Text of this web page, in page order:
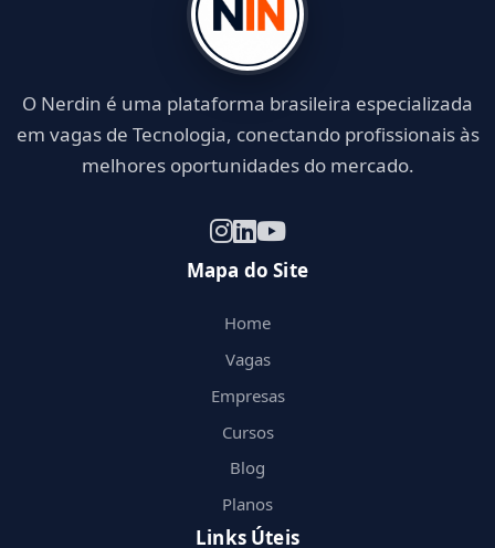
O Nerdin é uma plataforma brasileira especializada
em vagas de Tecnologia, conectando profissionais às
melhores oportunidades do mercado.
Mapa do Site
Home
Vagas
Empresas
Cursos
Blog
Planos
Links Úteis